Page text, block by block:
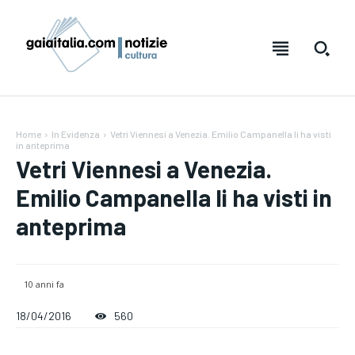
Home In Evidenza
Vetri Viennesi a Venezia. Emilio Campanella li ha visti
in anteprima
Vetri Viennesi a Venezia.
Emilio Campanella li ha visti in
anteprima
10 anni fa
18/04/2016 560